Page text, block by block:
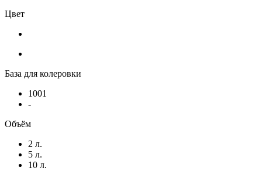
Цвет
База для колеровки
1001
-
Объём
2 л.
5 л.
10 л.